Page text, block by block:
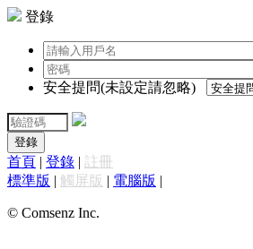
登錄
安全提問(未設定請忽略)
登錄
首頁 | 登錄 | 註冊
標準版 | 觸屏版 | 電腦版 |
© Comsenz Inc.